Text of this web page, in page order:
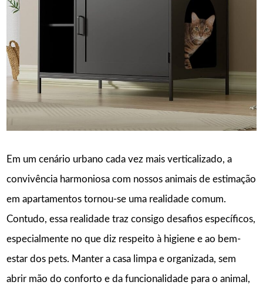
Em um cenário urbano cada vez mais verticalizado, a
convivência harmoniosa com nossos animais de estimação
em apartamentos tornou-se uma realidade comum.
Contudo, essa realidade traz consigo desafios específicos,
especialmente no que diz respeito à higiene e ao bem-
estar dos pets. Manter a casa limpa e organizada, sem
abrir mão do conforto e da funcionalidade para o animal,